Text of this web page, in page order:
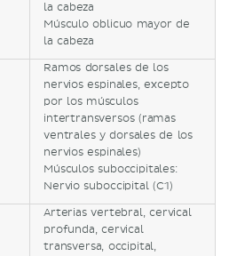
la cabeza
Músculo oblicuo mayor de
la cabeza
Ramos dorsales de los
nervios espinales, excepto
por los músculos
intertransversos (ramas
ventrales y dorsales de los
nervios espinales)
Músculos suboccipitales:
Nervio suboccipital (C1)
Arterias vertebral, cervical
profunda, cervical
transversa, occipital,